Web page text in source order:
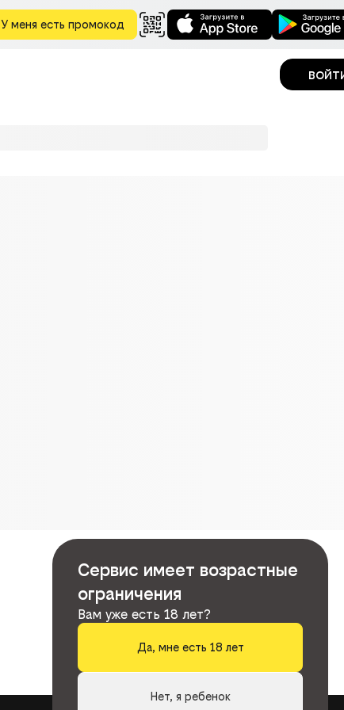
У меня есть промокод
Сервис имеет возрастные
ограничения
Вам уже есть 18 лет?
Да, мне есть 18 лет
Нет, я ребенок